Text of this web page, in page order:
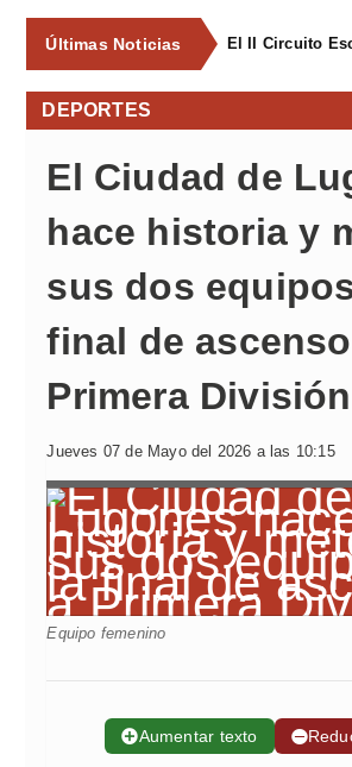
Últimas Noticias
DEPORTES
El Ciudad de
hace historia y
sus dos
final de
Primera División
Jueves 07 de Mayo del 2026 a las 10:15
Equipo femenino
➕Aumentar texto ➖